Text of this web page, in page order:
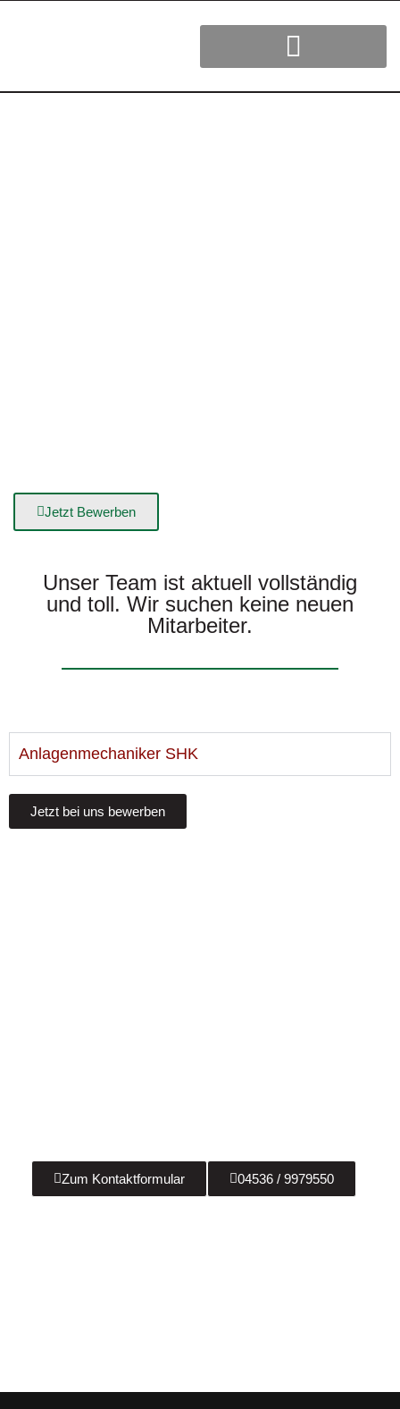
Jetzt Bewerben
Unser Team ist aktuell vollständig
und toll. Wir suchen keine neuen
Mitarbeiter.
Anlagenmechaniker SHK
Jetzt bei uns bewerben
Zum Kontaktformular 04536 / 9979550